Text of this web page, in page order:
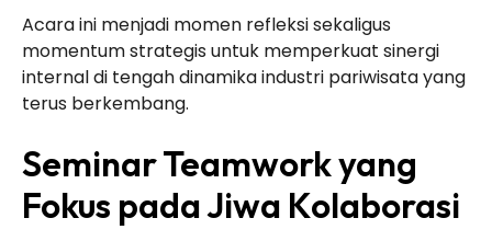
Acara ini menjadi momen refleksi sekaligus
momentum strategis untuk memperkuat sinergi
internal di tengah dinamika industri pariwisata yang
terus berkembang.
Seminar Teamwork yang
Fokus pada Jiwa Kolaborasi